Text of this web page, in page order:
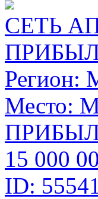
СЕТЬ
Регион:
Место:
15 000
ID: 55541